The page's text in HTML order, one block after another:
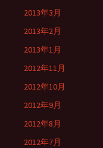
2013年3月
2013年2月
2013年1月
2012年11月
2012年10月
2012年9月
2012年8月
2012年7月